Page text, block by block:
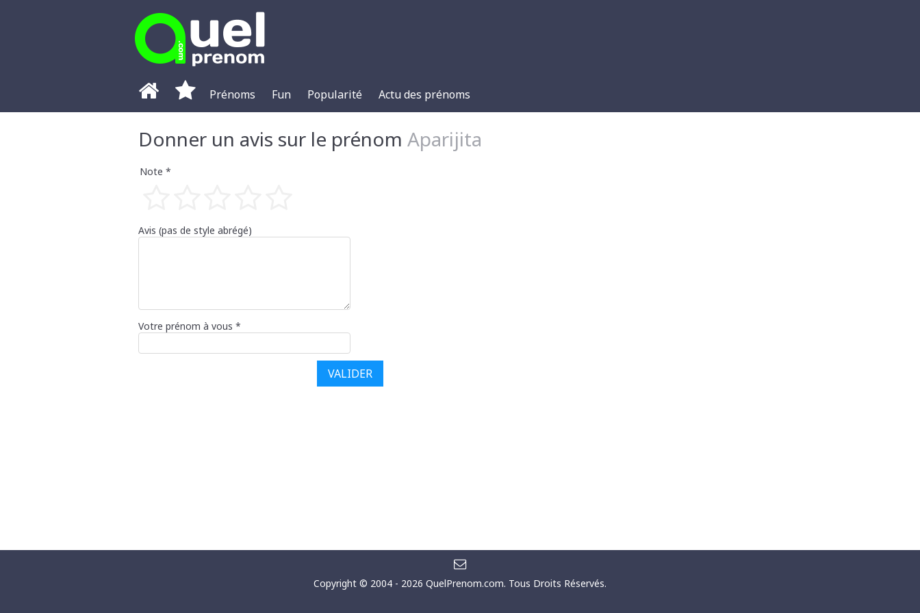
Prénoms Fun Popularité Actu des prénoms
Donner un avis sur le prénom Aparijita
Note *
Avis (pas de style abrégé)
Votre prénom à vous *
VALIDER
Copyright © 2004 - 2026 QuelPrenom.com. Tous Droits Réservés.